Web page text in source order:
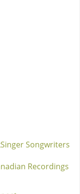
Singer Songwriters
Recordings